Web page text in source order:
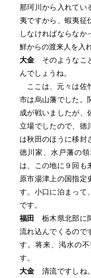
那珂川から入れてい
夷ですから、蝦夷征
しなければならなか
鮮からの渡来人を入
大金 そのようなこ
んでしょうね。
ここは、元々は佐
市は烏山藩でした。
成が戦いましたが、
立場でしたので、徳
は秋田のほうに移封
徳川家、水戸藩の
は、この地に９回も
原市湯津上の国指定
す。小口に泊まって
です。
福田
栃木県北部に
流れ込んでくるので
す。将来、渇水の
す。
大金 清流ですしね